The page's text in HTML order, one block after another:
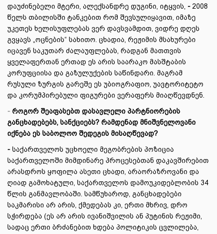
დაუძინებელი მტერი, ალექსანდრე დუგინი, იტყვის, - 2008
წელს თბილისში ტანკებით რომ შევსულიყავით, იმაზე
უკეთეს ხელისუფლებას ვერ დავსვამდით, ვიდრე დღეს
გვყავს „ოცნების“ სახითო. ცხადია, რეჟიმის მსახურები
იცავენ საკუთარ ძალაუფლებას, რადგან მათთვის
ყველაფერთან ერთად ეს არის საარაკო მასშტაბის
კორუფციისა და გაზულუქების საწინდარი. მაგრამ
რუსული ზურგის გარეშე ეს უბიოგრაფიო, უავტორიტეტო
და კორუმპირებული ფიგურები ვერაფერს მიაღწევდნენ.
- როგორ შეაფასებთ დასავლელი პარტნიორების
განცხადებებს, სანქციებს? რამდენად მნიშვნელოვანი
იქნება ეს საბოლოო შედეგის მისაღწევად?
- საქართველოს უცხოელი მეგობრების პოზიცია
საქართველოში მიმდინარე პროცესებთან დაკავშირებით
არასდროს ყოფილა ასეთი ცხადი, არაორაზროვანი და
ღიად გამოხატული, საქართველოს დამოუკიდებლობის 34
წლის განმავლობაში. სამწუხაროდ, განცხადებები
საკმარისი არ არის, ქმედებას კი, ერთი მხრივ, დრო
სჭირდება (ეს არ არის ივანიშვილის ან პუტინის რეჟიმი,
სადაც ერთი ბრძანებით ხდება პოლიტიკის ცვლილება,